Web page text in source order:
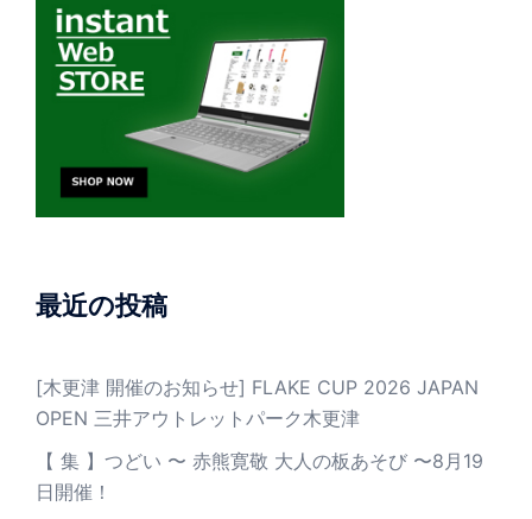
最近の投稿
[木更津 開催のお知らせ] FLAKE CUP 2026 JAPAN
OPEN 三井アウトレットパーク木更津
【 集 】つどい 〜 赤熊寛敬 大人の板あそび 〜8月19
日開催！